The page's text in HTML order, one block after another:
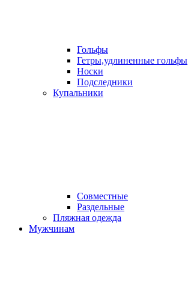
Гольфы
Гетры,удлиненные гольфы
Носки
Подследники
Купальники
Совместные
Раздельные
Пляжная одежда
Мужчинам